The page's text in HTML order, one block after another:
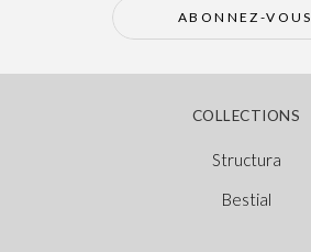
ABONNEZ-VOUS
COLLECTIONS
Structura
Bestial